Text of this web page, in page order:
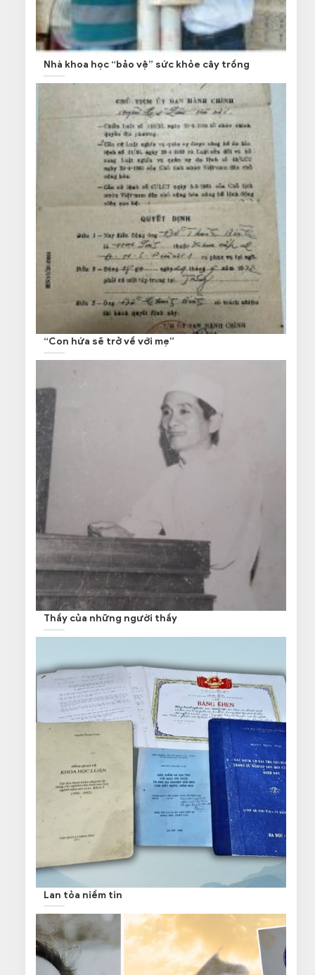
Nhà khoa học “bảo vệ” sức khỏe cây trồng
“Con hứa sẽ trở về với mẹ”
Thầy của những người thầy
Lan tỏa niềm tin